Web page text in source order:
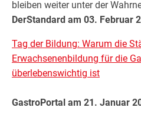
bleiben weiter unter der
DerStandard am 03. Februar
Tag der Bildung: Warum die
Erwachsenenbildung für die
überlebenswichtig ist
GastroPortal am 21. Januar